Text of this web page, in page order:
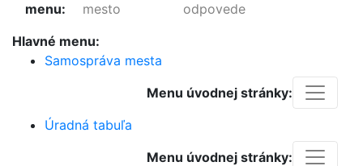
menu:
mesto
odpovede
Hlavné menu:
Samospráva mesta
Menu úvodnej stránky:
Úradná tabuľa
Menu úvodnej stránky: